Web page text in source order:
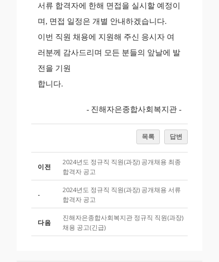
서류 합격자에 한해 면접을 실시할 예정이
며, 면접 일정은 개별 안내하겠습니다.
이번 직원 채용에 지원해 주신 응시자 여
러분께 감사드리며 모든 분들의 앞날에 발
전을 기원
합니다.
- 진해자은종합사회복지관 -
목록 답변
이전
2024년도 정규직 직원(과장) 공개채용 최종
합격자 공고
-
2024년도 정규직 직원(과장) 공개채용 서류
합격자 공고
다음
진해자은종합사회복지관 정규직 직원(과장)
채용 공고(긴급)